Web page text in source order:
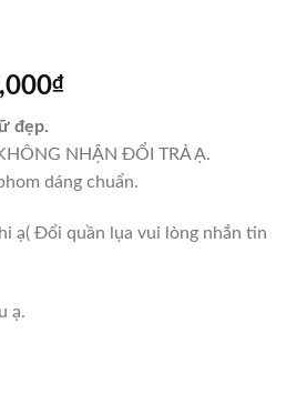
₫Giá
là:
399,000₫.
đẹp.
NHẬN ĐỔI TRẢ Ạ.
dáng chuẩn.
ạ( Đổi quần lụa vui lòng nhắn tin
ạ.